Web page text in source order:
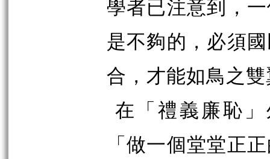
學者已注意到，
是不夠的，必須
合，才能如鳥之
在「禮義廉恥
「做一個堂堂正